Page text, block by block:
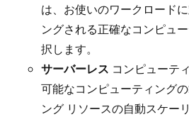
は、お使いのワークロード
ングされる正確なコンピュ
択します。
サーバーレス コンピューテ
可能なコンピューティング
ング リソースの自動スケー